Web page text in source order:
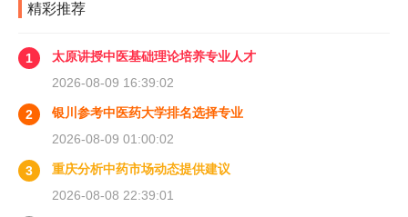
精彩推荐
1
太原讲授中医基础理论培养专业人才
2026-08-09 16:39:02
2
银川参考中医药大学排名选择专业
2026-08-09 01:00:02
3
重庆分析中药市场动态提供建议
2026-08-08 22:39:01